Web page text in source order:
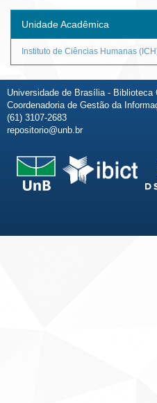
Unidade Acadêmica
Instituto de Ciências Humanas
Universidade de Brasília - Biblioteca
Coordenadoria de Gestão da
(61) 3107-2683
repositorio@unb.br